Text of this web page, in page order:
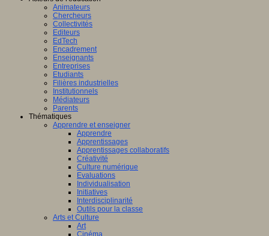
Animateurs
Chercheurs
Collectivités
Editeurs
EdTech
Encadrement
Enseignants
Entreprises
Etudiants
Filières industrielles
Institutionnels
Médiateurs
Parents
Thématiques
Apprendre et enseigner
Apprendre
Apprentissages
Apprentissages collaboratifs
Créativité
Culture numérique
Evaluations
Individualisation
Initiatives
Interdisciplinarité
Outils pour la classe
Arts et Culture
Art
Cinéma